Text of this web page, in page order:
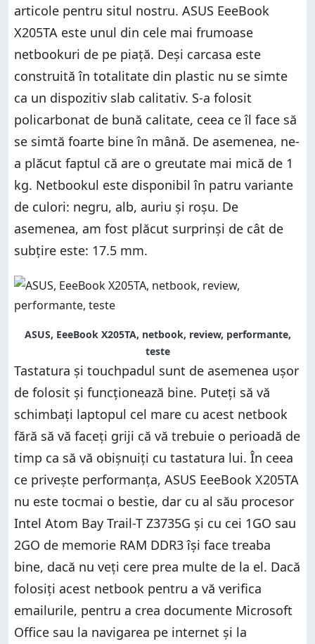
articole pentru situl nostru. ASUS EeeBook
X205TA este unul din cele mai frumoase
netbookuri de pe piață. Deși carcasa este
construită în totalitate din plastic nu se simte
ca un dispozitiv slab calitativ. S-a folosit
policarbonat de bună calitate, ceea ce îl face să
se simtă foarte bine în mână. De asemenea, ne-
a plăcut faptul că are o greutate mai mică de 1
kg. Netbookul este disponibil în patru variante
de culori: negru, alb, auriu și roșu. De
asemenea, am fost plăcut surprinși de cât de
subțire este: 17.5 mm.
ASUS, EeeBook X205TA, netbook, review, performante,
teste
Tastatura și touchpadul sunt de asemenea ușor
de folosit și funcționează bine. Puteți să vă
schimbați laptopul cel mare cu acest netbook
fără să vă faceți griji că vă trebuie o perioadă de
timp ca să vă obișnuiți cu tastatura lui. În ceea
ce privește performanța, ASUS EeeBook X205TA
nu este tocmai o bestie, dar cu al său procesor
Intel Atom Bay Trail-T Z3735G și cu cei 1GO sau
2GO de memorie RAM DDR3 își face treaba
bine, dacă nu veți cere prea multe de la el. Dacă
folosiți acest netbook pentru a vă verifica
emailurile, pentru a crea documente Microsoft
Office sau la navigarea pe internet și la